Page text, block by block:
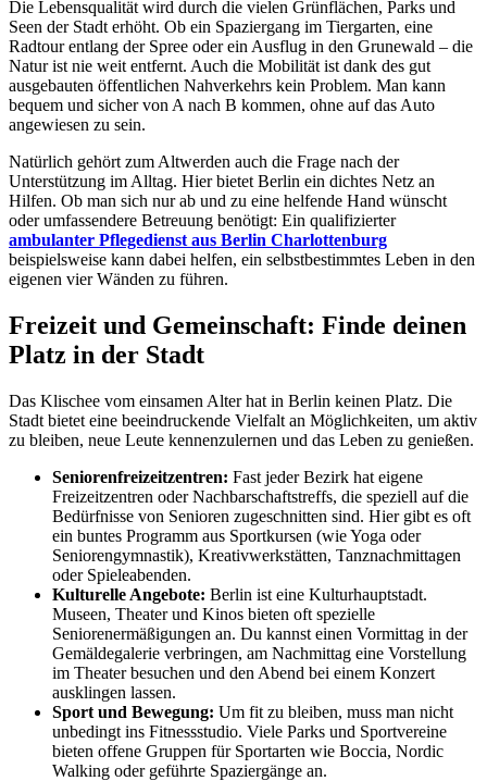
Die Lebensqualität wird durch die vielen Grünflächen, Parks und
Seen der Stadt erhöht. Ob ein Spaziergang im Tiergarten, eine
Radtour entlang der Spree oder ein Ausflug in den Grunewald – die
Natur ist nie weit entfernt. Auch die Mobilität ist dank des gut
ausgebauten öffentlichen Nahverkehrs kein Problem. Man kann
bequem und sicher von A nach B kommen, ohne auf das Auto
angewiesen zu sein.
Natürlich gehört zum Altwerden auch die Frage nach der
Unterstützung im Alltag. Hier bietet Berlin ein dichtes Netz an
Hilfen. Ob man sich nur ab und zu eine helfende Hand wünscht
oder umfassendere Betreuung benötigt: Ein qualifizierter
ambulanter Pflegedienst aus Berlin Charlottenburg
beispielsweise kann dabei helfen, ein selbstbestimmtes Leben in den
eigenen vier Wänden zu führen.
Freizeit und Gemeinschaft: Finde deinen
Platz in der Stadt
Das Klischee vom einsamen Alter hat in Berlin keinen Platz. Die
Stadt bietet eine beeindruckende Vielfalt an Möglichkeiten, um aktiv
zu bleiben, neue Leute kennenzulernen und das Leben zu genießen.
Seniorenfreizeitzentren: Fast jeder Bezirk hat eigene
Freizeitzentren oder Nachbarschaftstreffs, die speziell auf die
Bedürfnisse von Senioren zugeschnitten sind. Hier gibt es oft
ein buntes Programm aus Sportkursen (wie Yoga oder
Seniorengymnastik), Kreativwerkstätten, Tanznachmittagen
oder Spieleabenden.
Kulturelle Angebote: Berlin ist eine Kulturhauptstadt.
Museen, Theater und Kinos bieten oft spezielle
Seniorenermäßigungen an. Du kannst einen Vormittag in der
Gemäldegalerie verbringen, am Nachmittag eine Vorstellung
im Theater besuchen und den Abend bei einem Konzert
ausklingen lassen.
Sport und Bewegung: Um fit zu bleiben, muss man nicht
unbedingt ins Fitnessstudio. Viele Parks und Sportvereine
bieten offene Gruppen für Sportarten wie Boccia, Nordic
Walking oder geführte Spaziergänge an.